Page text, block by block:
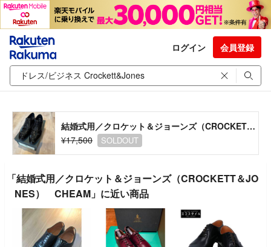
ログイン 会員登録
結婚式用／クロケット＆ジョーンズ（CROCKETT＆JONES） CHEAM
¥17,500
SOLDOUT
「結婚式用／クロケット＆ジョーンズ（CROCKETT＆JO
NES） CHEAM」に近い商品